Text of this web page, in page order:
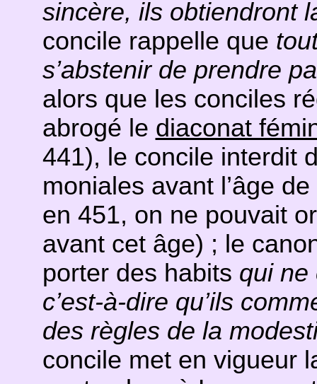
sincère, ils obtiendront
concile rappelle que
s’abstenir de prendre
alors que les conciles
abrogé le diaconat
441), le concile interdit
moniales avant l’âge
en 451, on ne pouvait
avant cet âge) ; le
porter des habits qui ne
c’est-à-dire qu’ils
des règles de la
concile met en vigueur